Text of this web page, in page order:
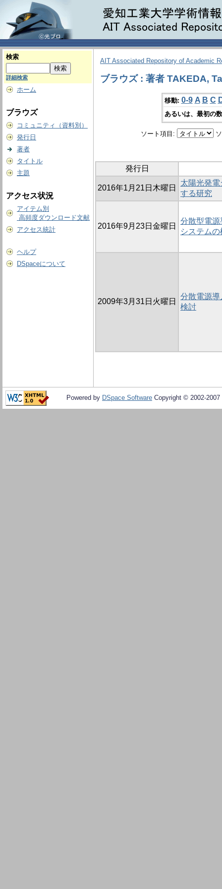
検索
詳細検索
ホーム
ブラウズ
コミュニティ（資料別）
発行日
著者
タイトル
主題
アクセス状況
アイテム別
高頻度ダウンロード文献
アクセス統計
ヘルプ
DSpaceについて
AIT Associated Repository of Academic
ブラウズ : 著者 TAKEDA,
移動: 0-9 A B C
あるいは、最初の
ソート項目:
発行日
2016年1月21日木曜日
太陽光発
する研究
2016年9月23日金曜日
分散型電
システムの
2009年3月31日火曜日
分散電源
検討
Powered by DSpace Software Copyright © 2002-2007